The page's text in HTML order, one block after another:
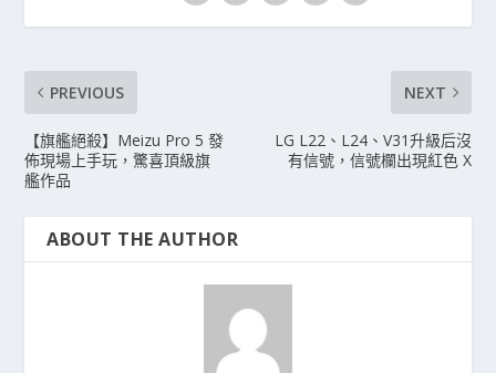
PREVIOUS
【旗艦絕殺】Meizu Pro 5 發
佈現場上手玩，驚喜頂級旗
艦作品
NEXT
LG L22、L24、V31升級后沒
有信號，信號欄出現紅色 X
ABOUT THE AUTHOR